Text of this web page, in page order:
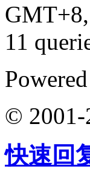
11
© 2001-
快速回